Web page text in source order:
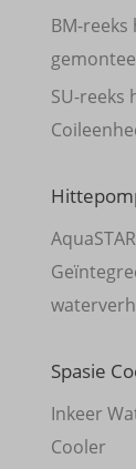
BM-
SU-reeks
Spasie
Inkeer
Cooler